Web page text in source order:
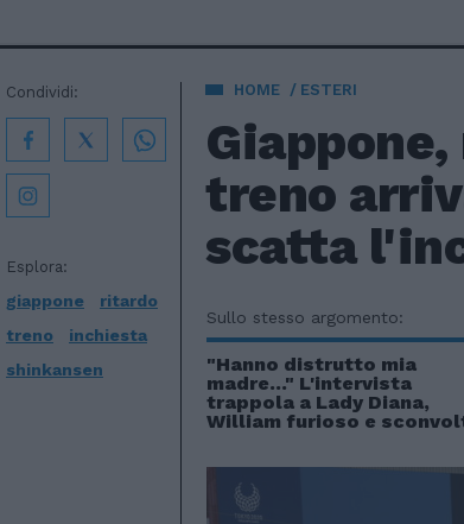
HOME ESTERI
treno
scatta
Esplora:
giappone
ritardo
treno
inchiesta
shinkansen
Condividi:
Sullo stesso argomento:
"Hanno distrutto mia
madre..." L'intervista
trappola a Lady Diana,
William furioso e